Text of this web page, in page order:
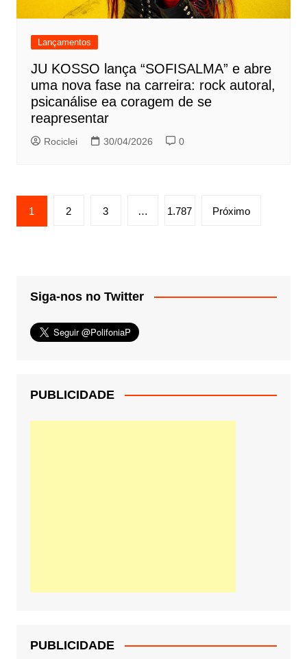
Lançamentos
JU KOSSO lança “SOFISALMA” e abre
uma nova fase na carreira: rock autoral,
psicanálise ea coragem de se
reapresentar
Rociclei 30/04/2026 0
Paginação
de
1 2 3 … 1.787 Próximo
Siga-nos no Twitter
PUBLICIDADE
PUBLICIDADE